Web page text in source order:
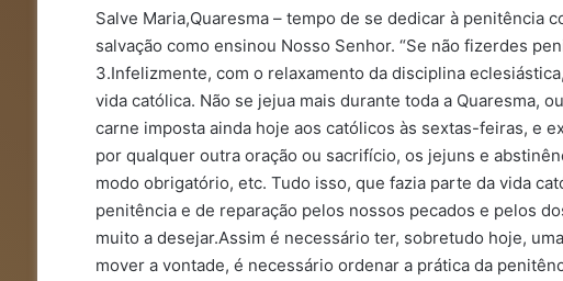
Salve Maria,Quaresma – tempo de se dedicar à penitência
salvação como ensinou Nosso Senhor. “Se não fizerdes
3.Infelizmente, com o relaxamento da disciplina
vida católica. Não se jejua mais durante toda a Quaresma,
carne imposta ainda hoje aos católicos às sextas-feiras, e
por qualquer outra oração ou sacrifício, os jejuns e
modo obrigatório, etc. Tudo isso, que fazia parte da vida
penitência e de reparação pelos nossos pecados e pelos
muito a desejar.Assim é necessário ter, sobretudo hoje,
mover a vontade, é necessário ordenar a prática da